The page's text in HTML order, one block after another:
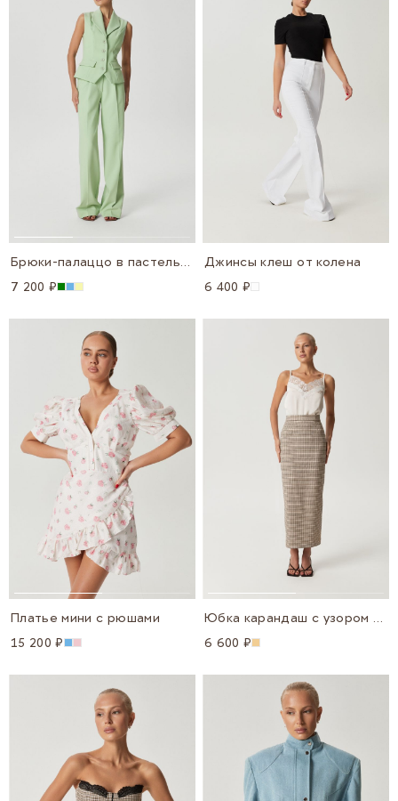
Брюки-палаццо в пастельных цветах
7 200 ₽
Джинсы клеш от колена
6 400 ₽
Платье мини с рюшами
15 200 ₽
Юбка карандаш с узором "клетка"
6 600 ₽